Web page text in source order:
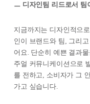
ㅡ 디자인팀 리드로서 팀
지금까지는 디자인적으
인이 브랜드와 팀, 그리
어요. 단순히 예쁜 결과
주얼 커뮤니케이션으로
를 전하고, 소비자가 그
가고 싶습니다.